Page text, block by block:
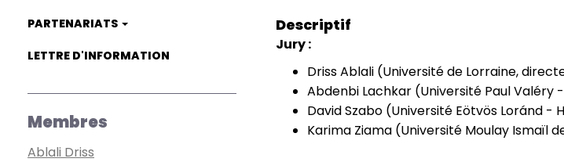
PARTENARIATS
LETTRE D'INFORMATION
Membres
Ablali Driss
Descriptif
Jury :
Driss Ablali (Université de Lorraine,
Abdenbi Lachkar (Université Paul
David Szabo (Université Eötvös Loránd -
Karima Ziama (Université Moulay Ismaïl